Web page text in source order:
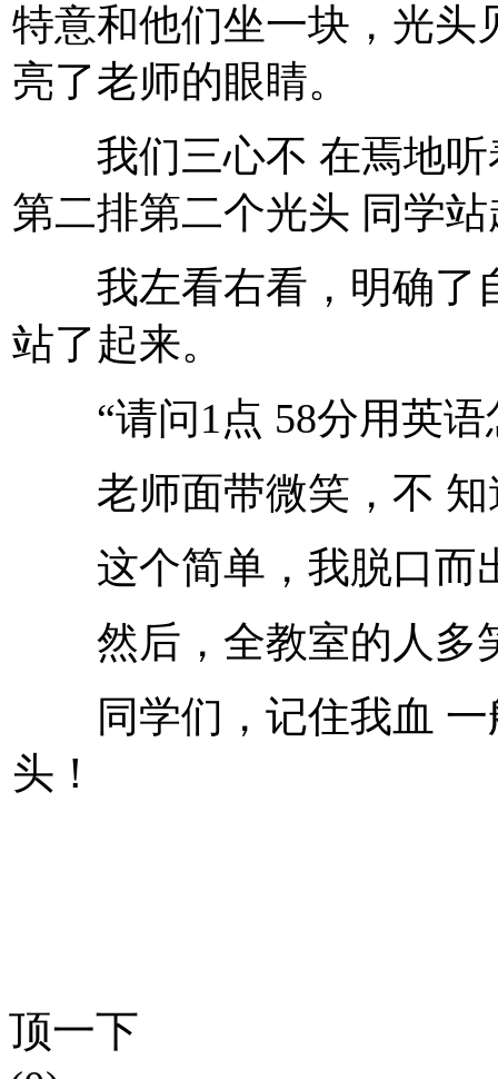
特意和他们坐一块，光头
亮了老师的眼睛。
我们三心不 在焉地听
第二排第二个光头 同学
我左看右看，明确了
站了起来。
“请问1点 58分用英语
老师面带微笑，不 知
这个简单，我脱口而
然后，全教室的人多
同学们，记住我血 一
头！
顶一下